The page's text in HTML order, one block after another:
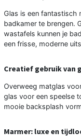
Glas is een fantastisch
badkamer te brengen.
wastafels kunnen je
een frisse, moderne
Creatief gebruik van
Overweeg matglas
glas voor een speelse
mooie backsplash
Marmer: luxe en